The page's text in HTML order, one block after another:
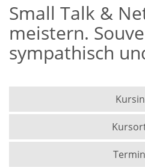
Small Talk &
meistern.
sympathisch